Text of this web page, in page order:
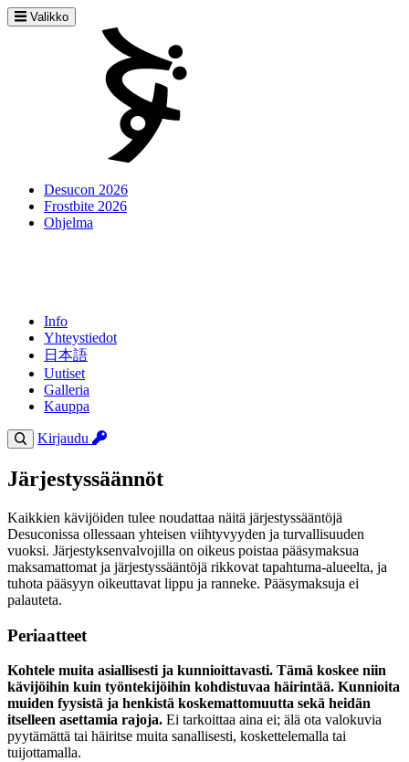
Valikko
Desucon 2026
Frostbite 2026
Ohjelma
Info
Yhteystiedot
日本語
Uutiset
Galleria
Kauppa
Kirjaudu
Järjestyssäännöt
Kaikkien kävijöiden tulee noudattaa näitä järjestyssääntöjä
Desuconissa ollessaan yhteisen viihtyvyyden ja turvallisuuden
vuoksi. Järjestyksenvalvojilla on oikeus poistaa pääsymaksua
maksamattomat ja järjestyssääntöjä rikkovat tapahtuma-alueelta, ja
tuhota pääsyyn oikeuttavat lippu ja ranneke. Pääsymaksuja ei
palauteta.
Periaatteet
Kohtele muita asiallisesti ja kunnioittavasti. Tämä koskee niin
kävijöihin kuin työntekijöihin kohdistuvaa häirintää. Kunnioita
muiden fyysistä ja henkistä koskemattomuutta sekä heidän
itselleen asettamia rajoja. Ei tarkoittaa aina ei; älä ota valokuvia
pyytämättä tai häiritse muita sanallisesti, koskettelemalla tai
tuijottamalla.